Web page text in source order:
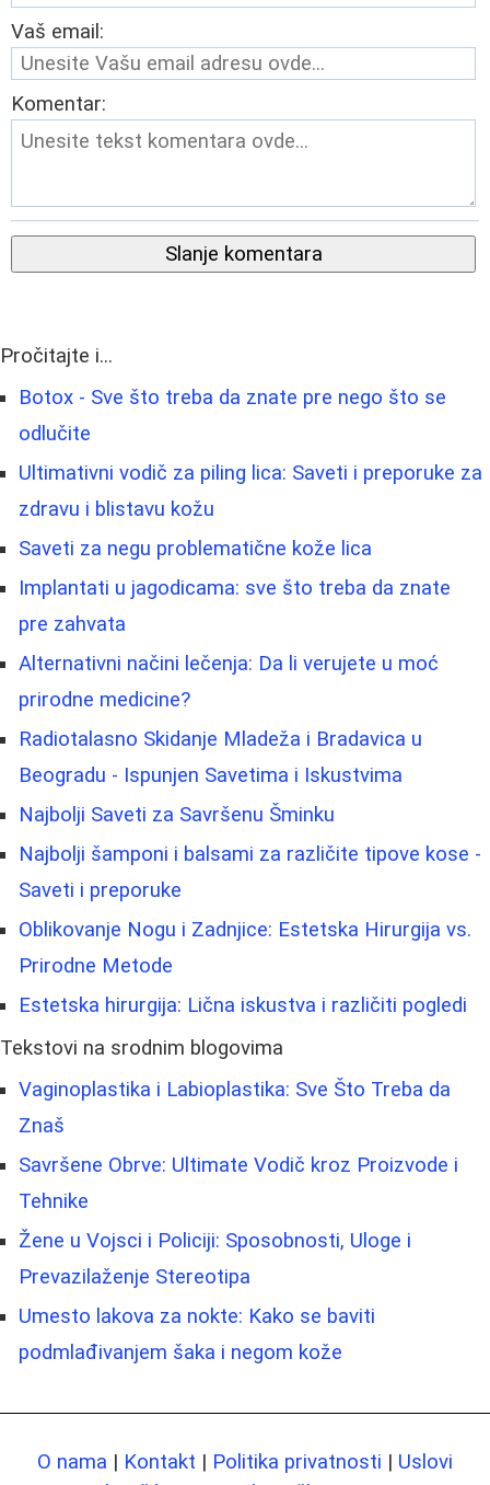
Vaš email:
Komentar:
Slanje komentara
Pročitajte i...
Botox - Sve što treba da znate pre nego što se
odlučite
Ultimativni vodič za piling lica: Saveti i preporuke za
zdravu i blistavu kožu
Saveti za negu problematične kože lica
Implantati u jagodicama: sve što treba da znate
pre zahvata
Alternativni načini lečenja: Da li verujete u moć
prirodne medicine?
Radiotalasno Skidanje Mladeža i Bradavica u
Beogradu - Ispunjen Savetima i Iskustvima
Najbolji Saveti za Savršenu Šminku
Najbolji šamponi i balsami za različite tipove kose -
Saveti i preporuke
Oblikovanje Nogu i Zadnjice: Estetska Hirurgija vs.
Prirodne Metode
Estetska hirurgija: Lična iskustva i različiti pogledi
Tekstovi na srodnim blogovima
Vaginoplastika i Labioplastika: Sve Što Treba da
Znaš
Savršene Obrve: Ultimate Vodič kroz Proizvode i
Tehnike
Žene u Vojsci i Policiji: Sposobnosti, Uloge i
Prevazilaženje Stereotipa
Umesto lakova za nokte: Kako se baviti
podmlađivanjem šaka i negom kože
O nama | Kontakt | Politika privatnosti | Uslovi